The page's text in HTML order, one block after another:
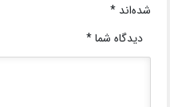
شده‌اند*
دیدگاه شما*